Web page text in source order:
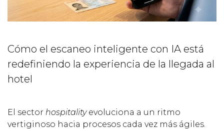
Cómo el escaneo inteligente con IA está
redefiniendo la experiencia de la llegada al
hotel
El sector hospitalityevoluciona a un ritmo
vertiginoso hacia procesos cada vez más ágiles.